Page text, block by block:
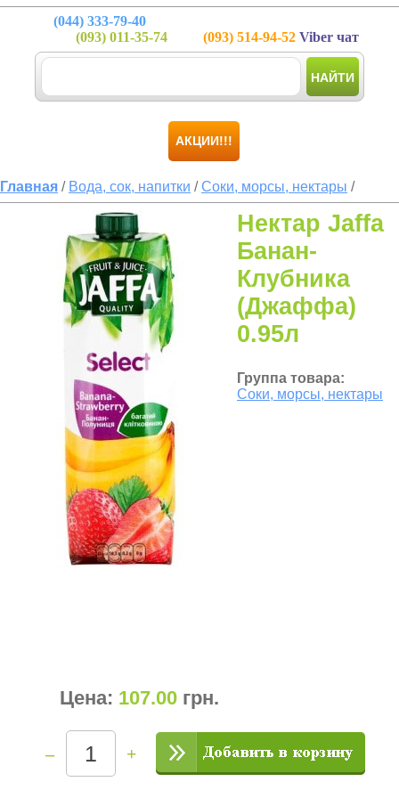
(044) 333-79-40
(093) 011-35-74 (093) 514-94-52 Viber чат
НАЙТИ
АКЦИИ!!!
Главная / Вода, сок, напитки /Соки, морсы, нектары /
Нектар Jaffa
Банан-
Клубника
(Джаффа)
0.95л
Группа товара:
Соки, морсы, нектары
Цена: 107.00 грн.
– +